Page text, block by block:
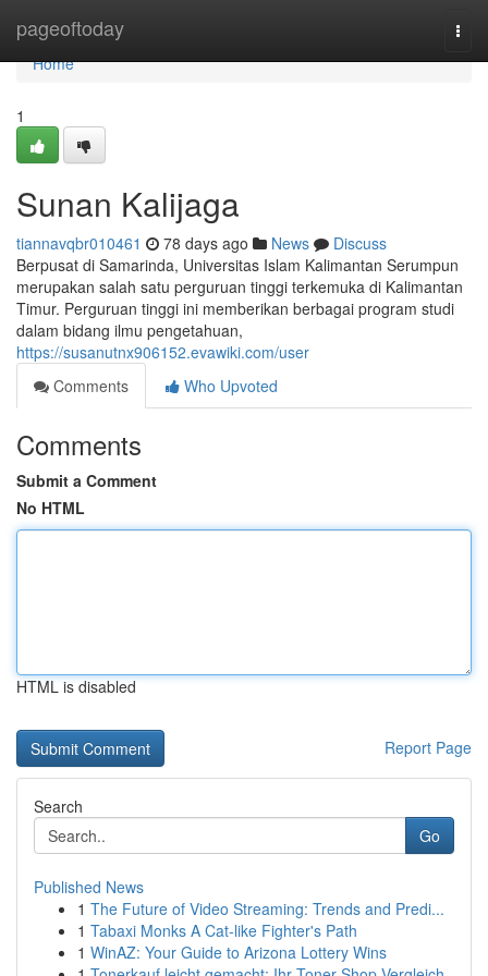
pageoftoday
Home
Home
1
Sunan Kalijaga
tiannavqbr010461 78 days ago News
Discuss
Berpusat di Samarinda, Universitas Islam Kalimantan Serumpun
merupakan salah satu perguruan tinggi terkemuka di Kalimantan
Timur. Perguruan tinggi ini memberikan berbagai program studi
dalam bidang ilmu pengetahuan,
https://susanutnx906152.evawiki.com/user
Comments
Who Upvoted
Comments
Submit a Comment
No HTML
HTML is disabled
Report Page
Search
Go
Published News
1 The Future of Video Streaming: Trends and Predi...
1 Tabaxi Monks A Cat-like Fighter's Path
1 WinAZ: Your Guide to Arizona Lottery Wins